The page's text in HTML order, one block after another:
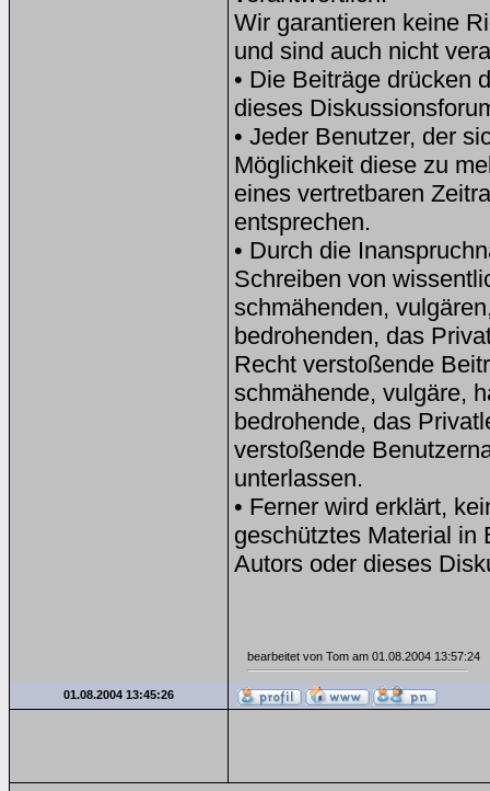
Wir garantieren keine
und sind auch nicht
• Die Beiträge drücken
dieses
• Jeder Benutzer, der
Möglichkeit diese zu
eines vertretbaren
entsprechen.
• Durch die
Schreiben von
schmähenden,
bedrohenden, das
Recht verstoßende
schmähende, vulgäre,
bedrohende, das
verstoßende
unterlassen.
• Ferner wird erklärt,
geschütztes Material in
Autors oder dieses
bearbeitet von Tom am 01.08.2004 13:57:24
01.08.2004 13:45:26